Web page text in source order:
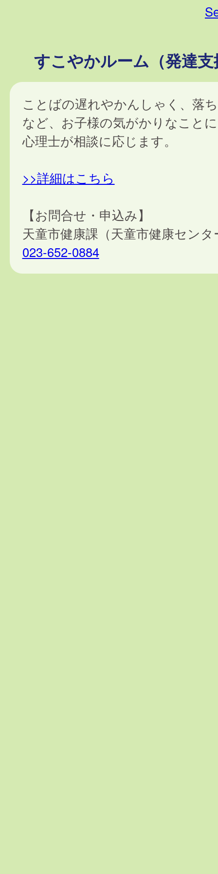
すこやかルーム（発達
ことばの遅れやかんしゃく、落
など、お子様の気がかりなこと
心理士が相談に応じます。
>>詳細はこちら
【お問合せ・申込み】
天童市健康課（天童市健康センタ
023-652-0884